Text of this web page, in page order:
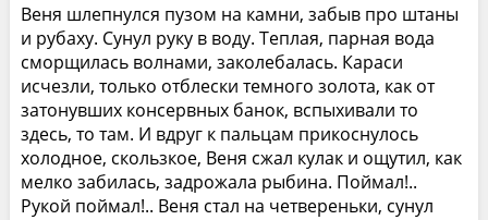
Веня шлепнулся пузом на камни, забыв про штаны
и рубаху. Сунул руку в воду. Теплая, парная вода
сморщилась волнами, заколебалась. Караси
исчезли, только отблески темного золота, как от
затонувших консервных банок, вспыхивали то
здесь, то там. И вдруг к пальцам прикоснулось
холодное, скользкое, Веня сжал кулак и ощутил, как
мелко забилась, задрожала рыбина. Поймал!..
Рукой поймал!.. Веня стал на четвереньки, сунул